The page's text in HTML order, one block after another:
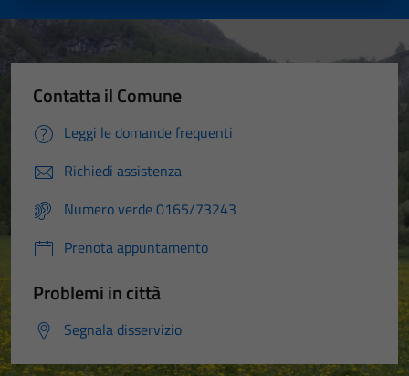
Contatta il Comune
Leggi le domande frequenti
Richiedi assistenza
Numero verde 0165/73243
Prenota appuntamento
Problemi in città
Segnala disservizio